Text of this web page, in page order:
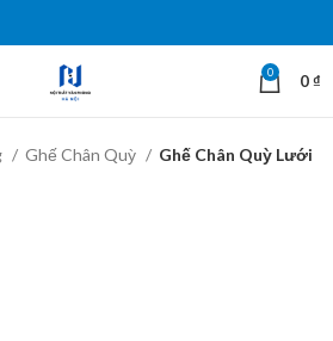
0 0₫
Ghế Chân Quỳ Ghế Chân Quỳ Lưới